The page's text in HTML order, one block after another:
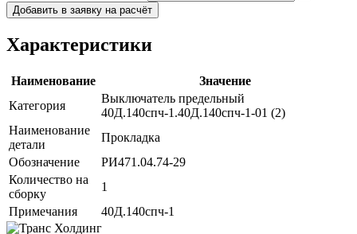
Добавить в заявку на расчёт
Характеристики
Наименование
Значение
Категория
Выключатель предельный
40Д.140спч-1.40Д.140спч-1-01 (2)
Наименование
детали
Прокладка
Обозначение
РИ471.04.74-29
Количество на
сборку
1
Примечания
40Д.140спч-1